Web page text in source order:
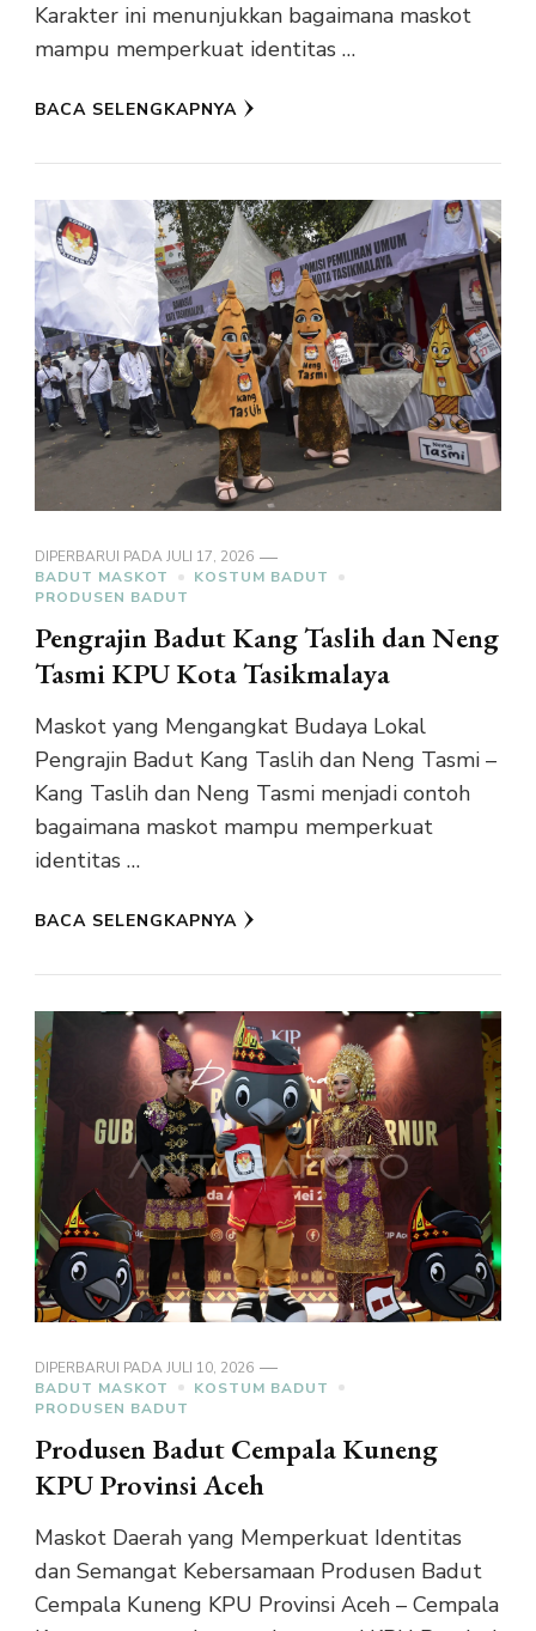
Karakter ini menunjukkan bagaimana maskot
mampu memperkuat identitas …
BACA SELENGKAPNYA
DIPERBARUI PADAJULI 17, 2026
BADUT MASKOT
KOSTUM BADUT
PRODUSEN BADUT
Pengrajin Badut Kang Taslih dan Neng
Tasmi KPU Kota Tasikmalaya
Maskot yang Mengangkat Budaya Lokal
Pengrajin Badut Kang Taslih dan Neng Tasmi –
Kang Taslih dan Neng Tasmi menjadi contoh
bagaimana maskot mampu memperkuat
identitas …
BACA SELENGKAPNYA
DIPERBARUI PADAJULI 10, 2026
BADUT MASKOT
KOSTUM BADUT
PRODUSEN BADUT
Produsen Badut Cempala Kuneng
KPU Provinsi Aceh
Maskot Daerah yang Memperkuat Identitas
dan Semangat Kebersamaan Produsen Badut
Cempala Kuneng KPU Provinsi Aceh – Cempala